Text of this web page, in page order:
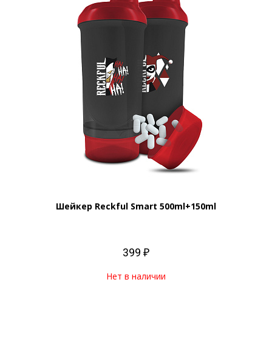
Шейкер Reckful Smart 500ml+150ml
399 ₽
Нет в наличии